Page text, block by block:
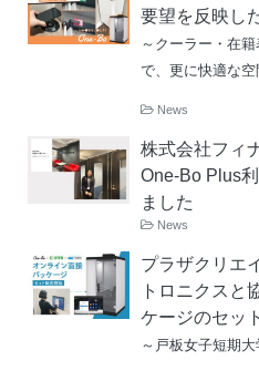
要望を反映し
～クーラー・在
で、更に快適な
News
株式会社フィ
One-Bo Plus
ました
News
プラザクリエ
トロニクスと
ケージのセッ
～戸板女子短期